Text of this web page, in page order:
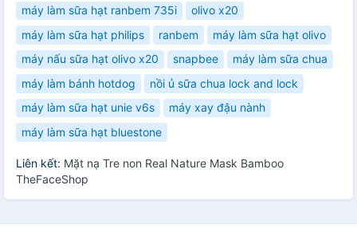
máy làm sữa hạt ranbem 735i
olivo x20
máy làm sữa hạt philips
ranbem
máy làm sữa hạt olivo
máy nấu sữa hạt olivo x20
snapbee
máy làm sữa chua
máy làm bánh hotdog
nồi ủ sữa chua lock and lock
máy làm sữa hạt unie v6s
máy xay đậu nành
máy làm sữa hạt bluestone
Liên kết: Mặt nạ Tre non Real Nature Mask Bamboo
TheFaceShop